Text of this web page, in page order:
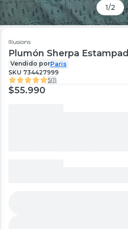
1/2
Illusions
Plumón Sherpa
Vendido porParis
SKU 734427999
5(1)
$55.990